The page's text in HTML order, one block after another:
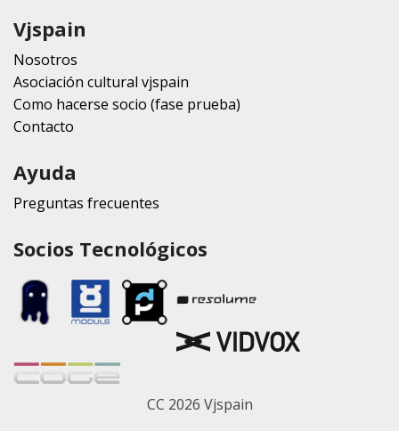
Vjspain
Nosotros
Asociación cultural vjspain
Como hacerse socio (fase prueba)
Contacto
Ayuda
Preguntas frecuentes
Socios Tecnológicos
CC 2026 Vjspain